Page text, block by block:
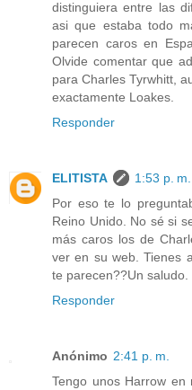
distinguiera entre las
asi que estaba todo
parecen caros en
Olvide comentar que
para Charles Tyrwhitt,
exactamente Loakes.
Responder
ELITISTA
1:53 p. m.
Por eso te lo
Reino Unido. No sé si
más caros los de
ver en su web. Tienes
te parecen??Un saludo.
Responder
Anónimo 2:41 p. m.
Tengo unos Harrow